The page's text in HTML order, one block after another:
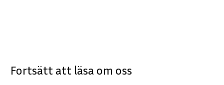
Fortsätt att läsa om oss